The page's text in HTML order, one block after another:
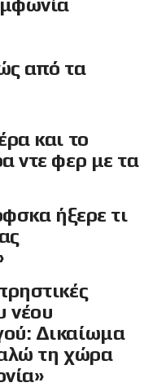
από τα
και το
ντε φερ με τα
ήξερε τι
νέου
Δικαίωμα
τη χώρα